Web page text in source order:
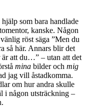
som bara handlade
kanske. Någon
röst säga ”Men du
så här. Annars blir det
är att du…” – utan att det
mina bilder och mig
jag vill åstadkomma.
om hur andra skulle
i någon utsträckning –